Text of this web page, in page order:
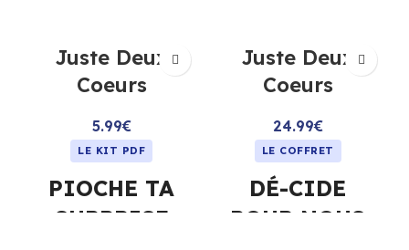
Juste Deux
Coeurs
5.99€
LE KIT PDF
PIOCHE TA
SURPRISE
Juste Deux
Coeurs
24.99€
LE COFFRET
DÉ-CIDE
POUR NOUS